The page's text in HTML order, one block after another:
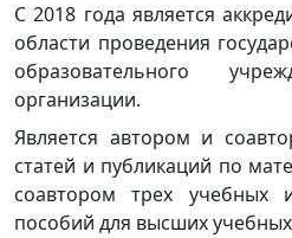
С 2018 года является
области проведения
образовательного
организации.
Является автором и
статей и публикаций по
соавтором трех учебных
пособий для высших